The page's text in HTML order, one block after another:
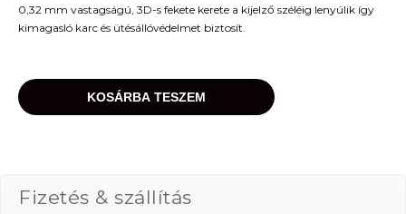
0,32 mm vastagságú, 3D-s fekete kerete a kijelző széléig lenyúlik így
kimagasló karc és ütésállóvédelmet biztosít.
KOSÁRBA TESZEM
Fizetés & szállítás